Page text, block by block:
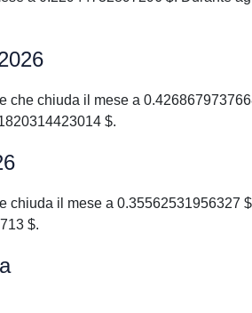
chiuda il mese a
$.
il mese a 0.35562531956327
$.